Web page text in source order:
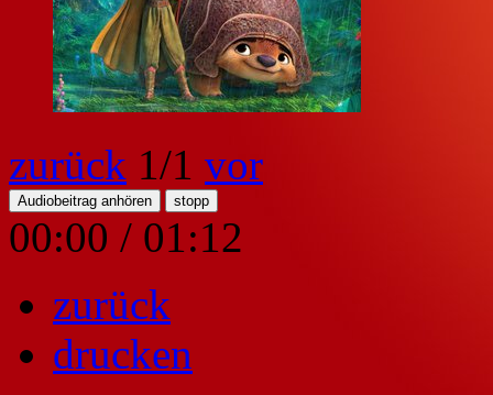
zurück 1/1 vor
Audiobeitrag anhören stopp
00:00 / 01:12
zurück
drucken